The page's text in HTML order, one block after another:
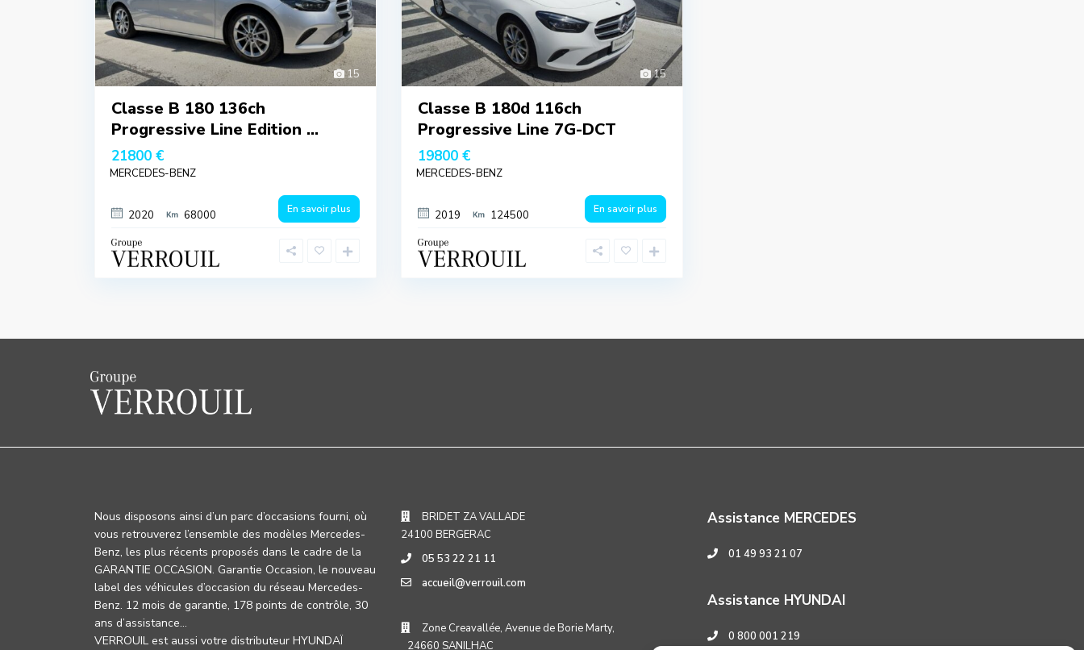
15
Classe B 180 136ch
Progressive Line Edition ...
21800 €
MERCEDES-BENZ
2020 68000 En savoir plus
15
Classe B 180d 116ch
Progressive Line 7G-DCT
19800 €
MERCEDES-BENZ
2019 124500 En savoir plus
Nous disposons ainsi d’un parc d’occasions fourni, où
vous retrouverez l’ensemble des modèles Mercedes-
Benz, les plus récents proposés dans le cadre de la
GARANTIE OCCASION. Garantie Occasion, le nouveau
label des véhicules d’occasion du réseau Mercedes-
Benz. 12 mois de garantie, 178 points de contrôle, 30
ans d’assistance…
VERROUIL est aussi votre distributeur HYUNDAÏ
BRIDET ZA VALLADE
24100 BERGERAC
05 53 22 21 11
accueil@verrouil.com
Zone Creavallée, Avenue de Borie Marty,
24660 SANILHAC
Assistance MERCEDES
01 49 93 21 07
Assistance HYUNDAI
0 800 001 219